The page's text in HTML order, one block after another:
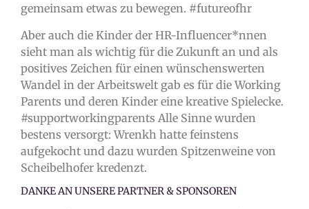
gemeinsam etwas zu bewegen. #futureofhr
Aber auch die Kinder der HR-Influencer*nnen
sieht man als wichtig für die Zukunft an und als
positives Zeichen für einen wünschenswerten
Wandel in der Arbeitswelt gab es für die Working
Parents und deren Kinder eine kreative Spielecke.
#supportworkingparents Alle Sinne wurden
bestens versorgt: Wrenkh hatte feinstens
aufgekocht und dazu wurden Spitzenweine von
Scheibelhofer kredenzt.
DANKE AN UNSERE PARTNER & SPONSOREN